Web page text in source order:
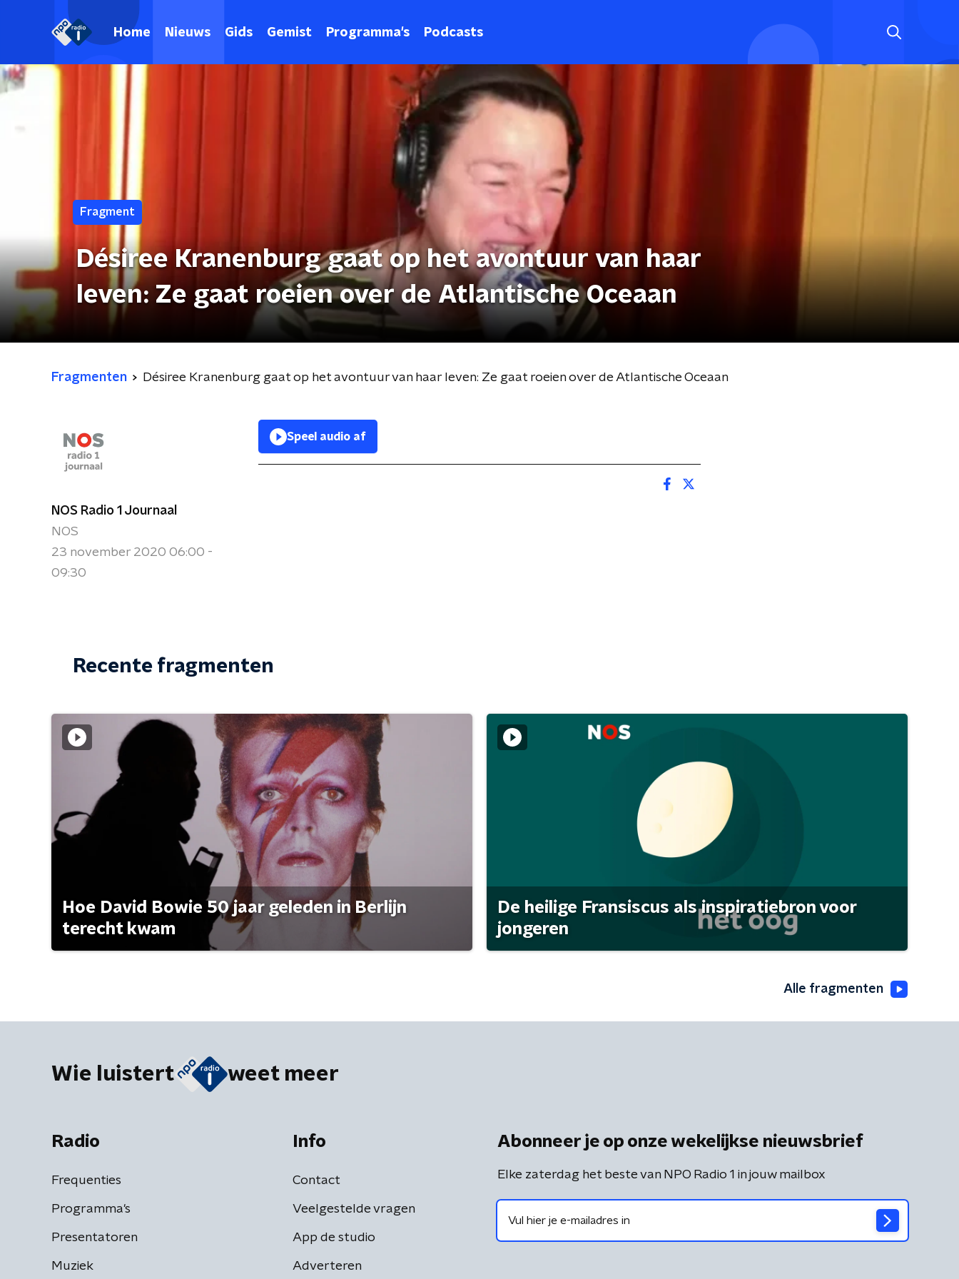
Home Nieuws Gids Gemist Programma's Podcasts
Fragment
Désiree Kranenburg gaat op het avontuur van haar
leven: Ze gaat roeien over de Atlantische Oceaan
Fragmenten Désiree Kranenburg gaat op het avontuur van haar leven: Ze gaat roeien over de Atlantische Oceaan
NOS Radio 1 Journaal
NOS
23 november 2020 06:00 -
09:30
Speel audio af
Recente fragmenten
Hoe David Bowie 50 jaar geleden in Berlijn
terecht kwam
De heilige Fransiscus als inspiratiebron voor
jongeren
Alle fragmenten
Wie luistert weet meer
Radio
Frequenties
Programma's
Presentatoren
Muziek
Info
Contact
Veelgestelde vragen
App de studio
Adverteren
Abonneer je op onze wekelijkse nieuwsbrief
Elke zaterdag het beste van NPO Radio 1 in jouw mailbox